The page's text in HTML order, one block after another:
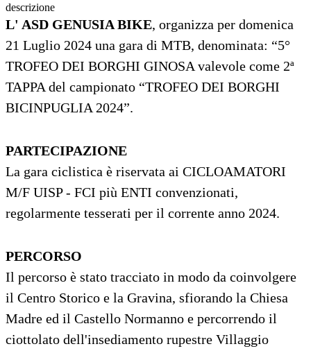
descrizione
L' ASD GENUSIA BIKE, organizza per domenica
21 Luglio 2024 una gara di MTB, denominata: “5°
TROFEO DEI BORGHI GINOSA valevole come 2ª
TAPPA del campionato “TROFEO DEI BORGHI
BICINPUGLIA 2024”.
PARTECIPAZIONE
La gara ciclistica è riservata ai CICLOAMATORI
M/F UISP - FCI più ENTI convenzionati,
regolarmente tesserati per il corrente anno 2024.
PERCORSO
Il percorso è stato tracciato in modo da coinvolgere
il Centro Storico e la Gravina, sfiorando la Chiesa
Madre ed il Castello Normanno e percorrendo il
ciottolato dell'insediamento rupestre Villaggio